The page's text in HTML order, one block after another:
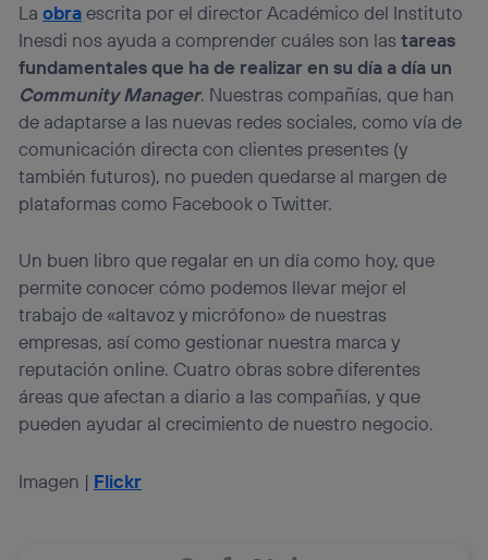
Laobraescrita por el director Académico del Instituto
Inesdi nos ayuda a comprender cuáles son lastareas
fundamentales que ha de realizar en su día a día un
Community Manager. Nuestras compañías, que han
de adaptarse a las nuevas redes sociales, como vía de
comunicación directa con clientes presentes (y
también futuros), no pueden quedarse al margen de
plataformas como Facebook o Twitter.
Un buen libro que regalar en un día como hoy, que
permite conocer cómo podemos llevar mejor el
trabajo de «altavoz y micrófono» de nuestras
empresas, así como gestionar nuestra marca y
reputación online. Cuatro obras sobre diferentes
áreas que afectan a diario a las compañías, y que
pueden ayudar al crecimiento de nuestro negocio.
Imagen | Flickr